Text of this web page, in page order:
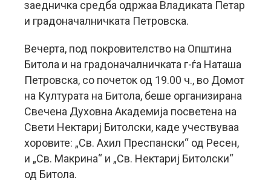
заедничка средба одржаа Владиката Петар
и градоначалничката Петровска.
Вечерта, под покровителство на Општина
Битола и на градоначалничката г-ѓа Наташа
Петровска, со почеток од 19.00 ч., во Домот
на Културата на Битола, беше организирана
Свечена Духовна Академија посветена на
Свети Нектариј Битолски, каде учествуваа
хоровите: „Св. Ахил Преспански“ од Ресен,
и „Св. Макрина“ и „Св. Нектариј Битолски“
од Битола.